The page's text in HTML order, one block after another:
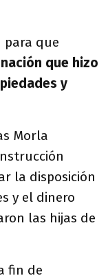
para que
que hizo
y
Morla
la disposición
y el dinero
las hijas de
fin de